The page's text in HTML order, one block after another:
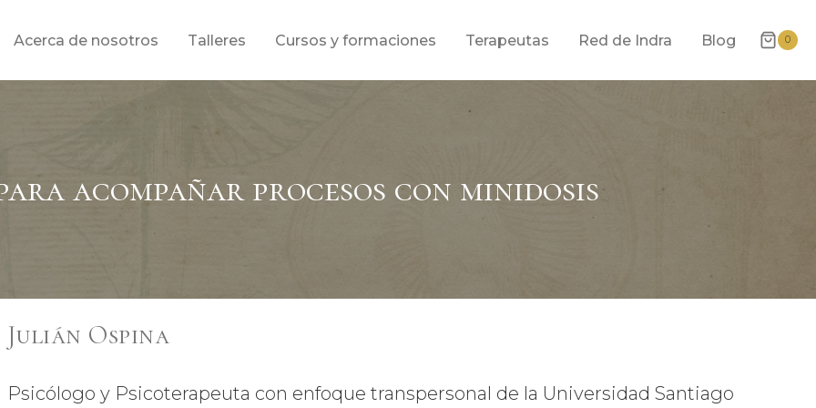
Acerca de nosotros Talleres Cursos y formaciones Terapeutas Red de Indra Blog 0
acompañar procesos con minidosis
Julián Ospina
Psicólogo y Psicoterapeuta con enfoque transpersonal de la Universidad Santiago